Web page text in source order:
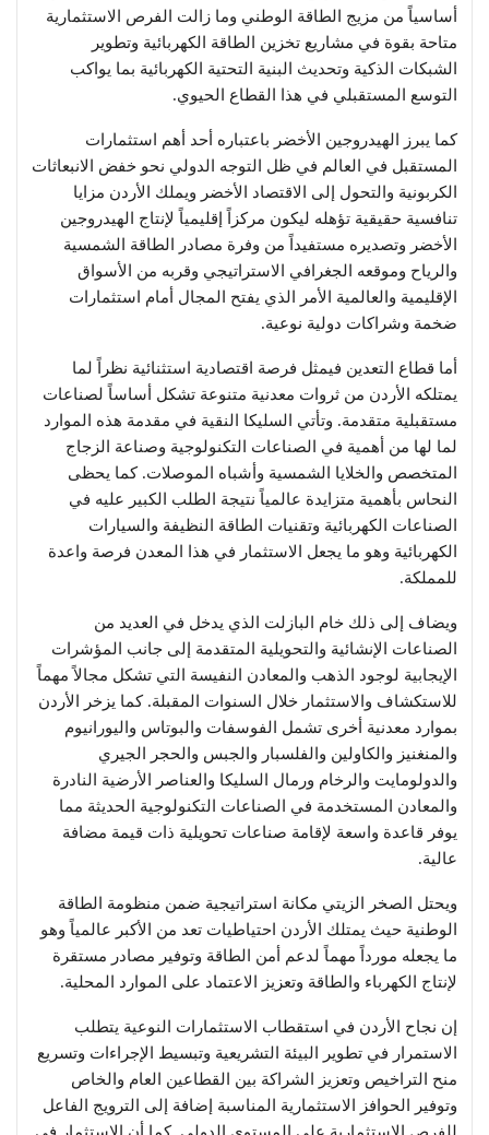
أساسياً من مزيج الطاقة الوطني وما زالت الفرص الاستثمارية
متاحة بقوة في مشاريع تخزين الطاقة الكهربائية وتطوير
الشبكات الذكية وتحديث البنية التحتية الكهربائية بما يواكب
التوسع المستقبلي في هذا القطاع الحيوي.
كما يبرز الهيدروجين الأخضر باعتباره أحد أهم استثمارات
المستقبل في العالم في ظل التوجه الدولي نحو خفض الانبعاثات
الكربونية والتحول إلى الاقتصاد الأخضر ويملك الأردن مزايا
تنافسية حقيقية تؤهله ليكون مركزاً إقليمياً لإنتاج الهيدروجين
الأخضر وتصديره مستفيداً من وفرة مصادر الطاقة الشمسية
والرياح وموقعه الجغرافي الاستراتيجي وقربه من الأسواق
الإقليمية والعالمية الأمر الذي يفتح المجال أمام استثمارات
ضخمة وشراكات دولية نوعية.
أما قطاع التعدين فيمثل فرصة اقتصادية استثنائية نظراً لما
يمتلكه الأردن من ثروات معدنية متنوعة تشكل أساساً لصناعات
مستقبلية متقدمة. وتأتي السليكا النقية في مقدمة هذه الموارد
لما لها من أهمية في الصناعات التكنولوجية وصناعة الزجاج
المتخصص والخلايا الشمسية وأشباه الموصلات. كما يحظى
النحاس بأهمية متزايدة عالمياً نتيجة الطلب الكبير عليه في
الصناعات الكهربائية وتقنيات الطاقة النظيفة والسيارات
الكهربائية وهو ما يجعل الاستثمار في هذا المعدن فرصة واعدة
للمملكة.
ويضاف إلى ذلك خام البازلت الذي يدخل في العديد من
الصناعات الإنشائية والتحويلية المتقدمة إلى جانب المؤشرات
الإيجابية لوجود الذهب والمعادن النفيسة التي تشكل مجالاً مهماً
للاستكشاف والاستثمار خلال السنوات المقبلة. كما يزخر الأردن
بموارد معدنية أخرى تشمل الفوسفات والبوتاس واليورانيوم
والمنغنيز والكاولين والفلسبار والجبس والحجر الجيري
والدولومايت والرخام ورمال السليكا والعناصر الأرضية النادرة
والمعادن المستخدمة في الصناعات التكنولوجية الحديثة مما
يوفر قاعدة واسعة لإقامة صناعات تحويلية ذات قيمة مضافة
عالية.
ويحتل الصخر الزيتي مكانة استراتيجية ضمن منظومة الطاقة
الوطنية حيث يمتلك الأردن احتياطيات تعد من الأكبر عالمياً وهو
ما يجعله مورداً مهماً لدعم أمن الطاقة وتوفير مصادر مستقرة
لإنتاج الكهرباء والطاقة وتعزيز الاعتماد على الموارد المحلية.
إن نجاح الأردن في استقطاب الاستثمارات النوعية يتطلب
الاستمرار في تطوير البيئة التشريعية وتبسيط الإجراءات وتسريع
منح التراخيص وتعزيز الشراكة بين القطاعين العام والخاص
وتوفير الحوافز الاستثمارية المناسبة إضافة إلى الترويج الفاعل
للفرص الاستثمارية على المستوى الدولي. كما أن الاستثمار في